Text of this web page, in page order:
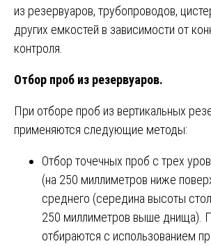
из резервуаров, трубопроводов,
других емкостей в зависимости от
контроля.
Отбор проб из резервуаров.
При отборе проб из вертикальных
применяются следующие методы:
Отбор точечных проб с трех
(на 250 миллиметров ниже
среднего (середина высоты
250 миллиметров выше днища).
отбираются с использованием